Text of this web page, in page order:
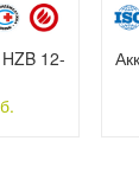
12-